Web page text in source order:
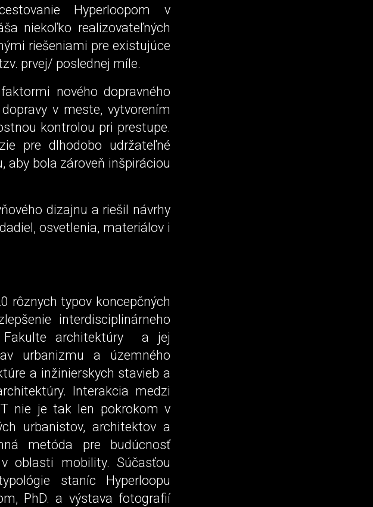
Hyperloopom v
niekoľko realizovateľných
riešeniami pre existujúce
prvej/ poslednej míle.
nového dopravného
v meste, vytvorením
kontrolou pri prestupe.
pre dlhodobo udržateľné
aby bola zároveň inšpiráciou
dizajnu a riešil návrhy
osvetlenia, materiálov i
rôznych typov koncepčných
interdisciplinárneho
Fakulte architektúry a jej
urbanizmu a územného
a inžinierskych stavieb a
Interakcia medzi
nie je tak len pokrokom v
urbanistov, architektov a
metóda pre budúcnosť
oblasti mobility. Súčasťou
staníc Hyperloopu
PhD. a výstava fotografií